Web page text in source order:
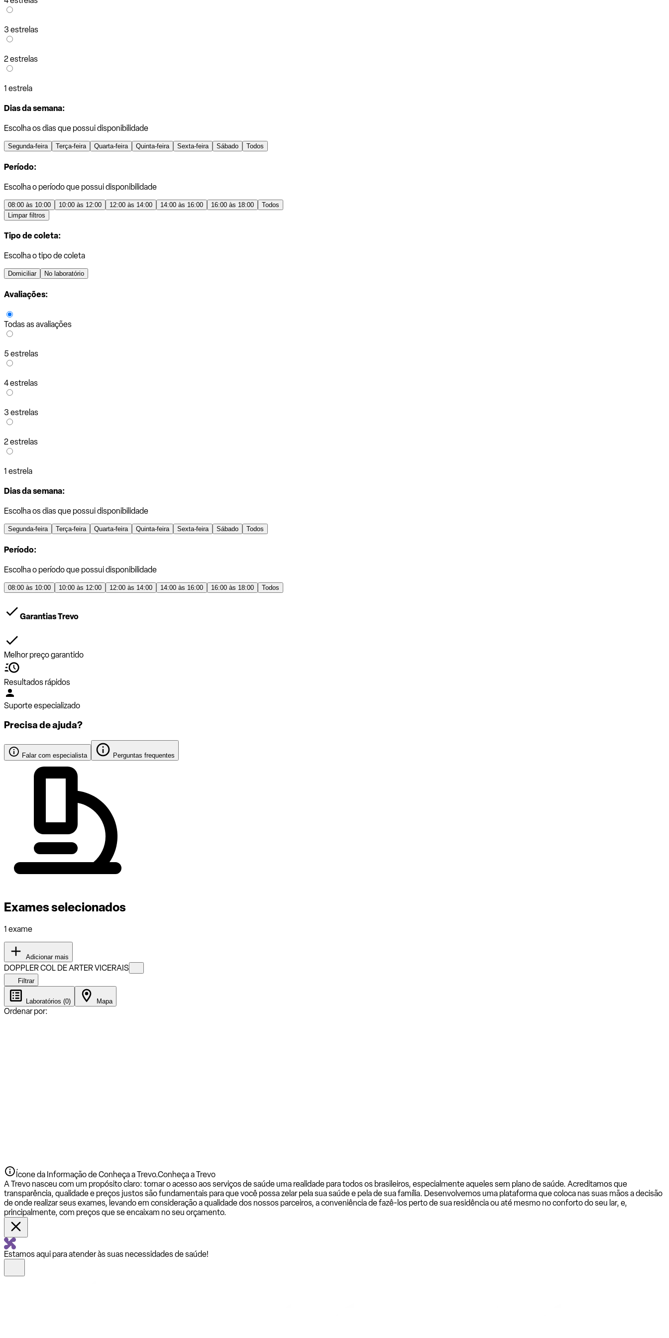
3 estrelas
2 estrelas
1 estrela
Dias da semana:
Escolha os dias que possui disponibilidade
Segunda-feira Terça-feira Quarta-feira Quinta-feira Sexta-feira Sábado Todos
Período:
Escolha o período que possui disponibilidade
08:00 às 10:00 10:00 às 12:00 12:00 às 14:00 14:00 às 16:00 16:00 às 18:00
Todos
Limpar filtros
Tipo de coleta:
Escolha o tipo de coleta
Domiciliar No laboratório
Avaliações:
Todas as avaliações
5 estrelas
4 estrelas
3 estrelas
2 estrelas
1 estrela
Dias da semana:
Escolha os dias que possui disponibilidade
Segunda-feira Terça-feira Quarta-feira Quinta-feira Sexta-feira Sábado Todos
Período:
Escolha o período que possui disponibilidade
08:00 às 10:00 10:00 às 12:00 12:00 às 14:00 14:00 às 16:00 16:00 às 18:00 Todos
Garantias Trevo
Melhor preço garantido
Resultados rápidos
Suporte especializado
Precisa de ajuda?
Falar com especialista Perguntas frequentes
Exames selecionados
1 exame
Adicionar mais
DOPPLER COL DE ARTER VICERAIS
Filtrar
Laboratórios (0) Mapa
Ordenar por:
Ícone da Informação de Conheça a Trevo.Conheça a Trevo
A Trevo nasceu com um propósito claro: tornar o acesso aos serviços de saúde uma realidade para todos os brasileiros, especialmente aqueles sem plano de saúde. Acreditamos que
transparência, qualidade e preços justos são fundamentais para que você possa zelar pela sua saúde e pela de sua família. Desenvolvemos uma plataforma que coloca nas suas mãos a decisão
de onde realizar seus exames, levando em consideração a qualidade dos nossos parceiros, a conveniência de fazê-los perto de sua residência ou até mesmo no conforto do seu lar, e,
principalmente, com preços que se encaixam no seu orçamento.
Estamos aqui para atender às suas necessidades de saúde!